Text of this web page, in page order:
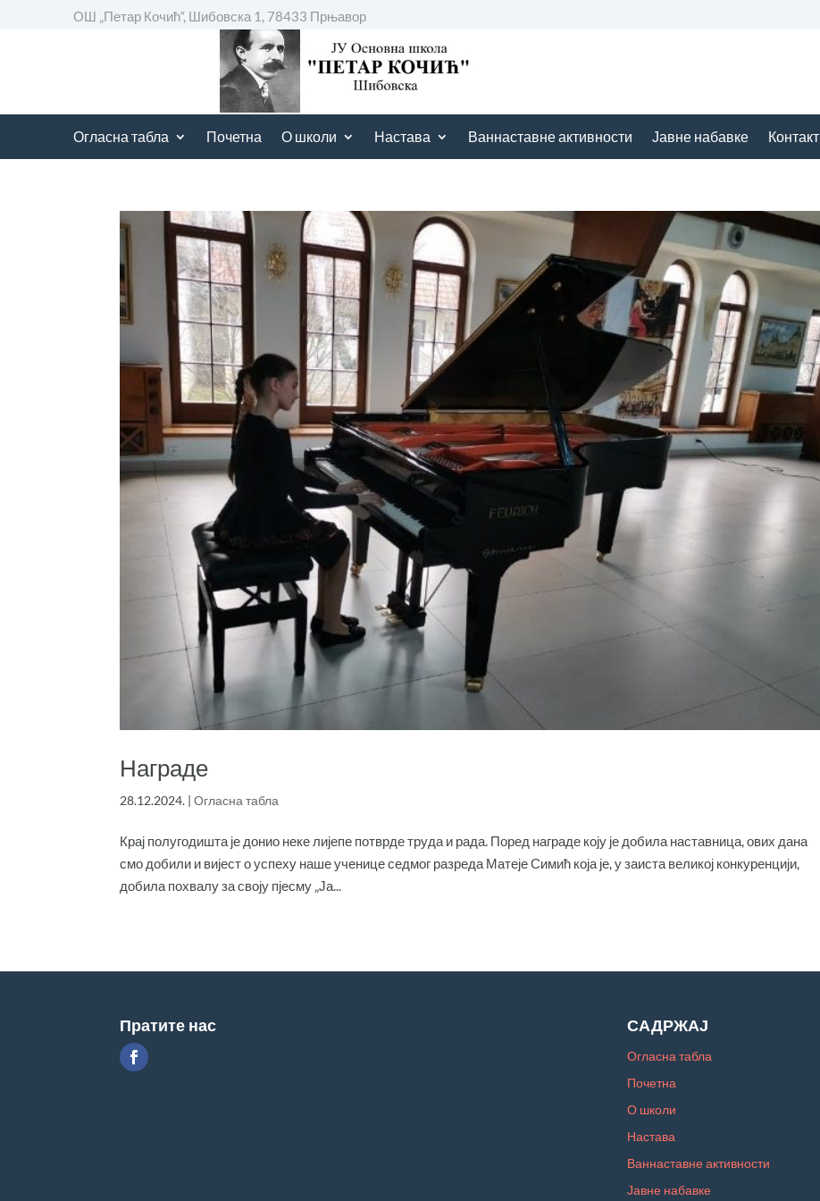
ОШ „Петар Кочић“, Шибовска 1, 78433 Прњавор
Огласна табла Почетна О школи Настава Ваннаставне активности Јавне набавке Контакт
Награде
28.12.2024. |Огласна табла
Крај полугодишта је донио неке лијепе потврде труда и рада. Поред награде коју је добила наставница, ових дана
смо добили и вијест о успеху наше ученице седмог разреда Матеје Симић која је, у заиста великој конкуренцији,
добила похвалу за своју пјесму „Ја...
Пратите нас САДРЖАЈ
Огласна табла
Почетна
О школи
Настава
Ваннаставне активности
Јавне набавке